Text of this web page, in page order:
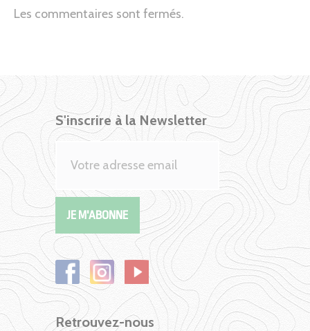
Les commentaires sont fermés.
S'inscrire à la Newsletter
Retrouvez-nous